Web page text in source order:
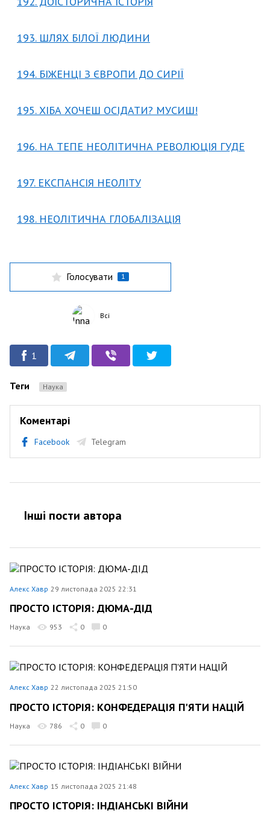
193. ШЛЯХ БІЛОЇ ЛЮДИНИ
194. БІЖЕНЦІ З ЄВРОПИ ДО СИРІЇ
195. ХІБА ХОЧЕШ ОСІДАТИ? МУСИШ!
196. НА ТЕПЕ НЕОЛІТИЧНА РЕВОЛЮЦІЯ ГУДЕ
197. ЕКСПАНСІЯ НЕОЛІТУ
198. НЕОЛІТИЧНА ГЛОБАЛІЗАЦІЯ
Голосувати 1
Всі
1
Теги Наука
Коментарі
Facebook Telegram
Інші пости автора
Алекс Хавр 29 листопада 2025 22:31
ПРОСТО ІСТОРІЯ: ДЮМА-ДІД
Наука 953 0 0
Алекс Хавр 22 листопада 2025 21:50
ПРОСТО ІСТОРІЯ: КОНФЕДЕРАЦІЯ П'ЯТИ НАЦІЙ
Наука 786 0 0
Алекс Хавр 15 листопада 2025 21:48
ПРОСТО ІСТОРІЯ: ІНДІАНСЬКІ ВІЙНИ